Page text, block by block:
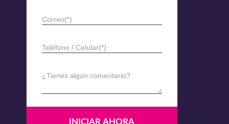
Correo(*)
Teléfono / Celular(*)
¿Tienes algún comentario?